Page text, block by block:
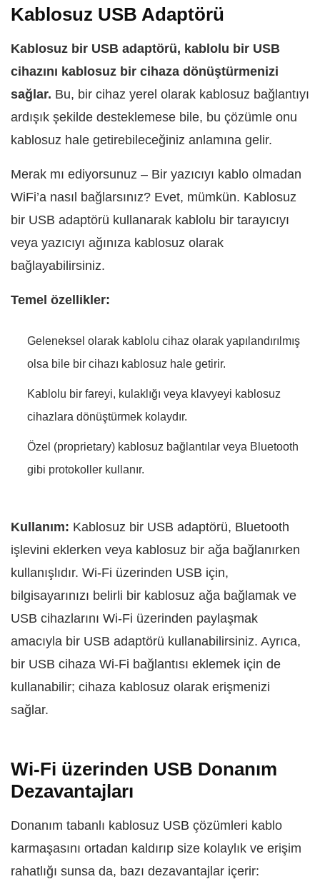
Kablosuz USB Adaptörü
Kablosuz bir USB adaptörü, kablolu bir USB
cihazını kablosuz bir cihaza dönüştürmenizi
sağlar. Bu, bir cihaz yerel olarak kablosuz bağlantıyı
ardışık şekilde desteklemese bile, bu çözümle onu
kablosuz hale getirebileceğiniz anlamına gelir.
Merak mı ediyorsunuz – Bir yazıcıyı kablo olmadan
WiFi’a nasıl bağlarsınız? Evet, mümkün. Kablosuz
bir USB adaptörü kullanarak kablolu bir tarayıcıyı
veya yazıcıyı ağınıza kablosuz olarak
bağlayabilirsiniz.
Temel özellikler:
Geleneksel olarak kablolu cihaz olarak yapılandırılmış
olsa bile bir cihazı kablosuz hale getirir.
Kablolu bir fareyi, kulaklığı veya klavyeyi kablosuz
cihazlara dönüştürmek kolaydır.
Özel (proprietary) kablosuz bağlantılar veya Bluetooth
gibi protokoller kullanır.
Kullanım: Kablosuz bir USB adaptörü, Bluetooth
işlevini eklerken veya kablosuz bir ağa bağlanırken
kullanışlıdır. Wi‑Fi üzerinden USB için,
bilgisayarınızı belirli bir kablosuz ağa bağlamak ve
USB cihazlarını Wi‑Fi üzerinden paylaşmak
amacıyla bir USB adaptörü kullanabilirsiniz. Ayrıca,
bir USB cihaza Wi‑Fi bağlantısı eklemek için de
kullanabilir; cihaza kablosuz olarak erişmenizi
sağlar.
Wi-Fi üzerinden USB Donanım
Dezavantajları
Donanım tabanlı kablosuz USB çözümleri kablo
karmaşasını ortadan kaldırıp size kolaylık ve erişim
rahatlığı sunsa da, bazı dezavantajlar içerir: